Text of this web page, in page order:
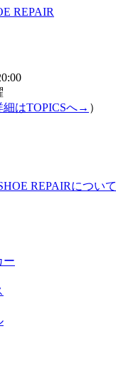
細はTOPICSへ→ ）
REPAIRについて
ー